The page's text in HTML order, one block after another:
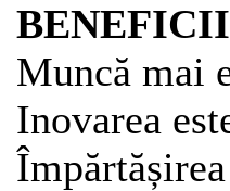
Muncă mai
Inovarea